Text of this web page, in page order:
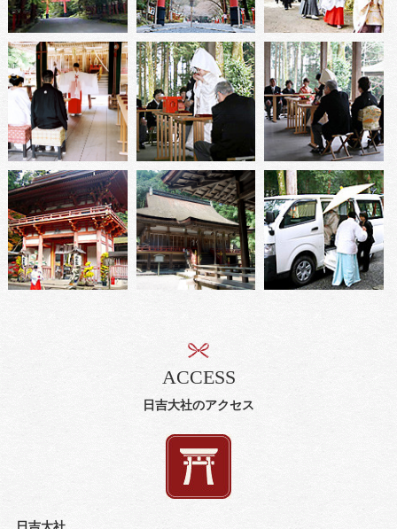
日吉大社のアクセス
ACCESS